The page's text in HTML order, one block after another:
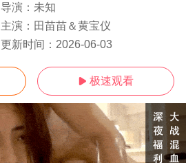
导演： 未知
主演： 田苗苗＆黄宝仪
更新时间： 2026-06-03
 极速观看